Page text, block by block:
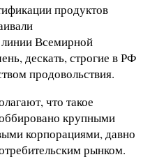
продуктов
Всемирной
дескать, строгие в РФ
продовольствия.
что такое
крупными
корпорациями, давно
рынком.